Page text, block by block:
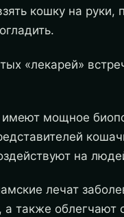
кошку на руки,
«лекарей»
мощное
на
лечат
а также облегчают